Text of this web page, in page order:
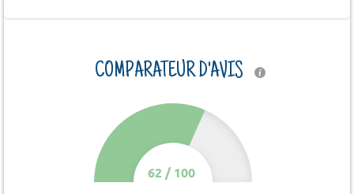
COMPARATEUR D'AVIS
62/100